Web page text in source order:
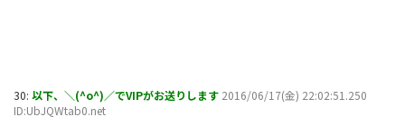
30: 以下、＼(^o^)／でVIPがお送りします 2016/06/17(金) 22:02:51.250
ID:UbJQWtab0.net